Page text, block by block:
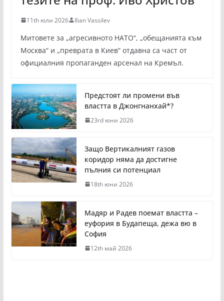
11th юли 2026 Ilian Vassilev
Митовете за „агресивното НАТО“, „обещанията към
Москва“ и „преврата в Киев“ отдавна са част от
официалния пропаганден арсенал на Кремъл.
Предстоят ли промени във
властта в Джонгнанхай*?
23rd юни 2026
Защо Вертикалният газов
коридор няма да достигне
пълния си потенциал
18th юни 2026
Мадяр и Радев поемат властта –
еуфория в Будапеща, дежа вю в
София
12th май 2026